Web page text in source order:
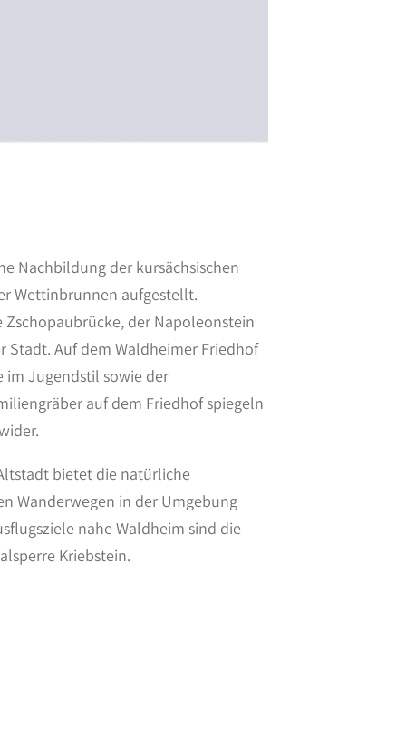
Nachbildung der kursächsischen
Wettinbrunnen aufgestellt.
Zschopaubrücke, der Napoleonstein
Stadt. Auf dem Waldheimer Friedhof
im Jugendstil sowie der
auf dem Friedhof spiegeln
bietet die natürliche
Wanderwegen in der Umgebung
nahe Waldheim sind die
Kriebstein.